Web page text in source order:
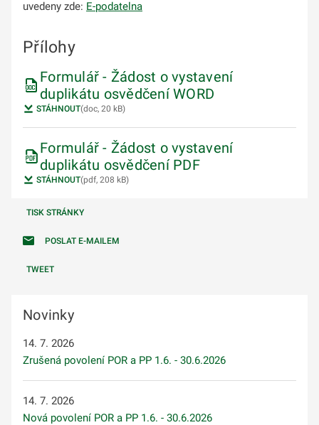
uvedeny zde: E-podatelna
Přílohy
Formulář - Žádost o vystavení
duplikátu osvědčení WORD
STÁHNOUT(doc, 20 kB)
Formulář - Žádost o vystavení
duplikátu osvědčení PDF
STÁHNOUT(pdf, 208 kB)
TISK STRÁNKY
POSLAT E-MAILEM
TWEET
Novinky
14. 7. 2026
Zrušená povolení POR a PP 1.6. - 30.6.2026
14. 7. 2026
Nová povolení POR a PP 1.6. - 30.6.2026